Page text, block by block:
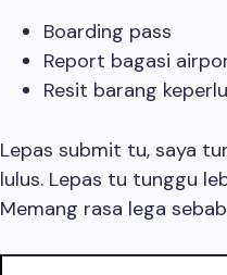
Boarding pass
Report bagasi
Resit barang
Lepas submit tu, saya
lulus. Lepas tu tunggu
Memang rasa lega